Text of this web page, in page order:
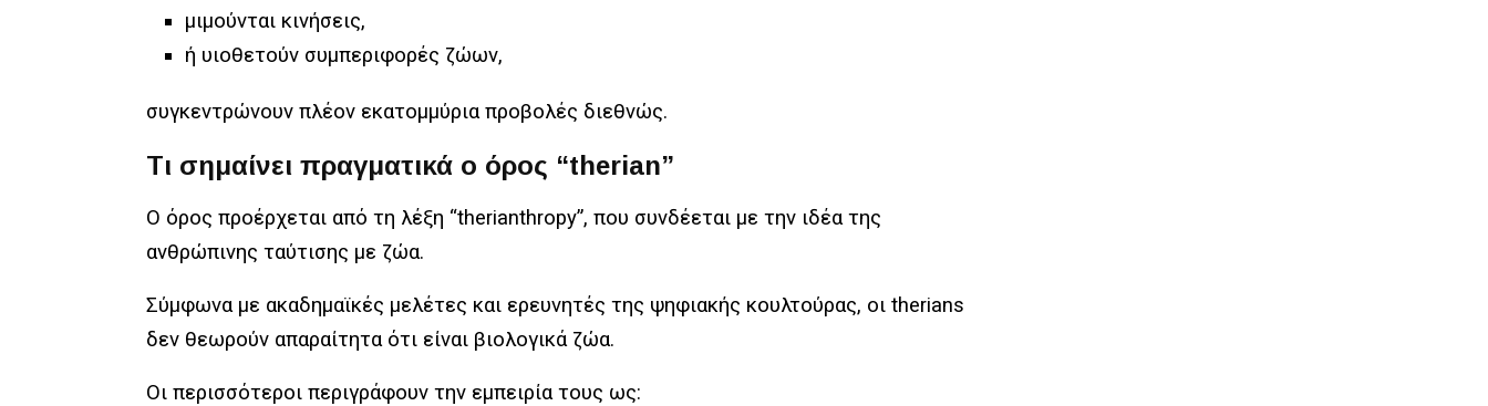
μιμούνται κινήσεις,
ή υιοθετούν συμπεριφορές ζώων,
συγκεντρώνουν πλέον εκατομμύρια προβολές διεθνώς.
Τι σημαίνει πραγματικά ο όρος “therian”
Ο όρος προέρχεται από τη λέξη “therianthropy”, που συνδέεται με την ιδέα της
ανθρώπινης ταύτισης με ζώα.
Σύμφωνα με ακαδημαϊκές μελέτες και ερευνητές της ψηφιακής κουλτούρας, οι therians
δεν θεωρούν απαραίτητα ότι είναι βιολογικά ζώα.
Οι περισσότεροι περιγράφουν την εμπειρία τους ως: